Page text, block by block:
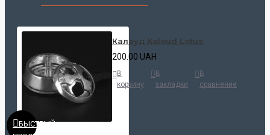
БЫСТРЫЙ
Калауд Kaloud Lotus
200.00 UAH
В
корзину
В
закладки
В
сравнение